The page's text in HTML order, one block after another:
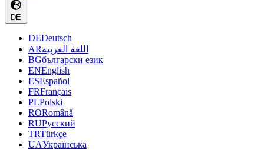
DE
DEDeutsch
ARاللغة العربية
BGбългарски език
ENEnglish
ESEspañol
FRFrançais
PLPolski
RORomână
RUРусский
TRTürkçe
UAУкраїнська